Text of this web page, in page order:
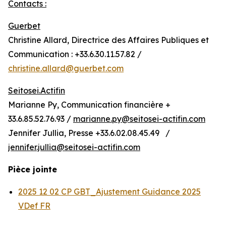
Contacts :
Guerbet
Christine Allard, Directrice des Affaires Publiques et
Communication : +33.6.30.11.57.82 /
christine.allard@guerbet.com
Seitosei.Actifin
Marianne Py, Communication financière +
33.6.85.52.76.93 / marianne.py@seitosei-actifin.com
Jennifer Jullia, Presse +33.6.02.08.45.49 /
jennifer.jullia@seitosei-actifin.com
Pièce jointe
2025 12 02 CP GBT_Ajustement Guidance 2025
VDef FR